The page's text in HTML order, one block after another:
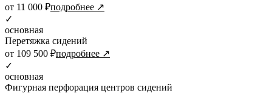
от 11 000 ₽подробнее ↗
✓
основная
Перетяжка сидений
от 109 500 ₽подробнее ↗
✓
основная
Фигурная перфорация центров сидений